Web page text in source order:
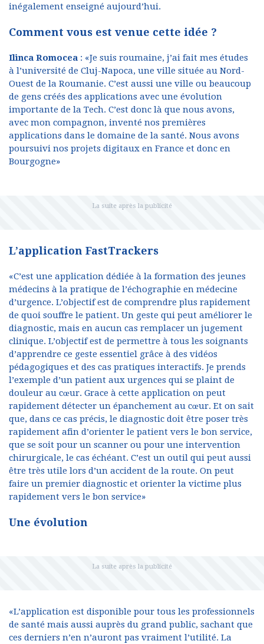
inégalement enseigné aujourd’hui.
Comment vous est venue cette idée ?
Ilinca Romocea : «Je suis roumaine, j’ai fait mes études
à l’université de Cluj-Napoca, une ville située au Nord-
Ouest de la Roumanie. C’est aussi une ville ou beaucoup
de gens créés des applications avec une évolution
importante de la Tech. C’est donc là que nous avons,
avec mon compagnon, inventé nos premières
applications dans le domaine de la santé. Nous avons
poursuivi nos projets digitaux en France et donc en
Bourgogne»
L’application FastTrackers
«C’est une application dédiée à la formation des jeunes
médecins à la pratique de l’échographie en médecine
d’urgence. L’objectif est de comprendre plus rapidement
de quoi souffre le patient. Un geste qui peut améliorer le
diagnostic, mais en aucun cas remplacer un jugement
clinique. L’objectif est de permettre à tous les soignants
d’apprendre ce geste essentiel grâce à des vidéos
pédagogiques et des cas pratiques interactifs. Je prends
l’exemple d’un patient aux urgences qui se plaint de
douleur au cœur. Grace à cette application on peut
rapidement détecter un épanchement au cœur. Et on sait
que, dans ce cas précis, le diagnostic doit être poser très
rapidement afin d’orienter le patient vers le bon service,
que se soit pour un scanner ou pour une intervention
chirurgicale, le cas échéant. C’est un outil qui peut aussi
être très utile lors d’un accident de la route. On peut
faire un premier diagnostic et orienter la victime plus
rapidement vers le bon service»
Une évolution
«L’application est disponible pour tous les professionnels
de santé mais aussi auprès du grand public, sachant que
ces derniers n’en n’auront pas vraiment l’utilité. La